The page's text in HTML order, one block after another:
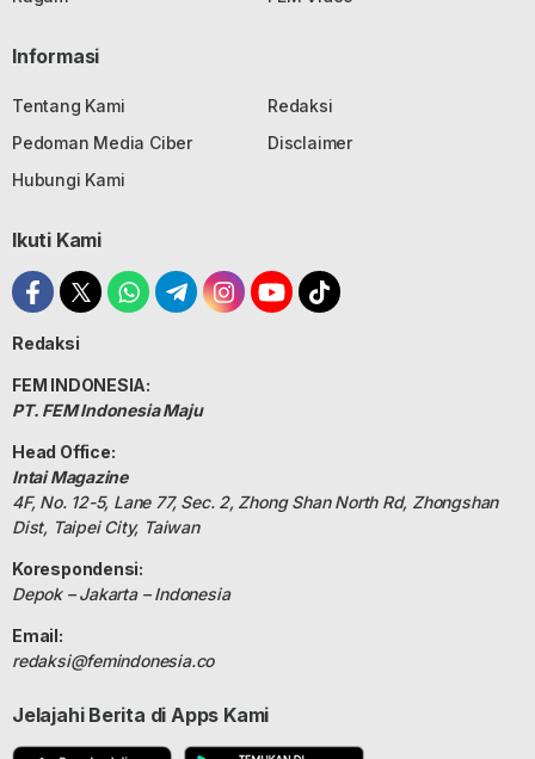
Informasi
Tentang Kami
Redaksi
Pedoman Media Ciber
Disclaimer
Hubungi Kami
Ikuti Kami
Redaksi
FEM INDONESIA:
PT. FEM Indonesia Maju
Head Office:
Intai Magazine
4F, No. 12-5, Lane 77, Sec. 2, Zhong Shan North Rd, Zhongshan
Dist, Taipei City, Taiwan
Korespondensi:
Depok – Jakarta – Indonesia
Email:
redaksi@femindonesia.co
Jelajahi Berita di Apps Kami